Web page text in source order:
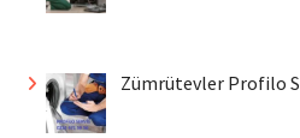
Zümrütevler Profilo